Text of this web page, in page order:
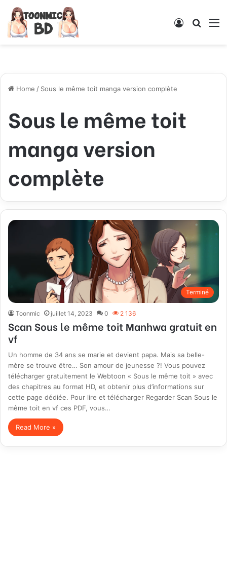
Log
Home / Sous le même toit manga version complète
Sous le même toit
manga version
complète
Terminé
Toonmic juillet 14, 2023 0 2 136
Scan Sous le même toit Manhwa gratuit en
vf
Un homme de 34 ans se marie et devient papa. Mais sa belle-
mère se trouve être… Son amour de jeunesse ?! Vous pouvez
télécharger gratuitement le Webtoon « Sous le même toit » avec
des chapitres au format HD, et obtenir plus d’informations sur
cette page dédiée. Pour lire et télécharger Regarder Scan Sous le
même toit en vf ces PDF, vous…
Read More »